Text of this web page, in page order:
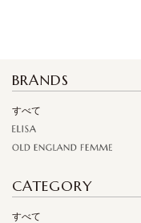
BRANDS
すべて
CATEGORY
すべて